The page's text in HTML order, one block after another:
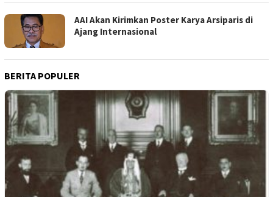
AAI Akan Kirimkan Poster Karya Arsiparis di
Ajang Internasional
BERITA POPULER